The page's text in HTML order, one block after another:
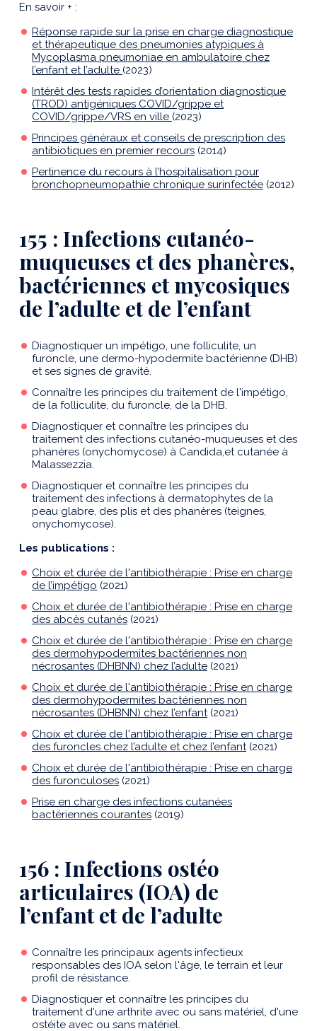
En savoir + :
Réponse rapide sur la prise en charge diagnostique
et thérapeutique des pneumonies atypiques à
Mycoplasma pneumoniae en ambulatoire chez
l’enfant et l’adulte (2023)
Intérêt des tests rapides d’orientation diagnostique
(TROD) antigéniques COVID/grippe et
COVID/grippe/VRS en ville (2023)
Principes généraux et conseils de prescription des
antibiotiques en premier recours (2014)
Pertinence du recours à l’hospitalisation pour
bronchopneumopathie chronique surinfectée (2012)
155 : Infections cutanéo-
muqueuses et des phanères,
bactériennes et mycosiques
de l’adulte et de l’enfant
Diagnostiquer un impétigo, une folliculite, un
furoncle, une dermo-hypodermite bactérienne (DHB)
et ses signes de gravité.
Connaître les principes du traitement de l'impétigo,
de la folliculite, du furoncle, de la DHB.
Diagnostiquer et connaître les principes du
traitement des infections cutanéo-muqueuses et des
phanères (onychomycose) à Candida,et cutanée à
Malassezzia.
Diagnostiquer et connaître les principes du
traitement des infections à dermatophytes de la
peau glabre, des plis et des phanères (teignes,
onychomycose).
Les publications :
Choix et durée de l'antibiothérapie : Prise en charge
de l’impétigo (2021)
Choix et durée de l'antibiothérapie : Prise en charge
des abcès cutanés (2021)
Choix et durée de l'antibiothérapie : Prise en charge
des dermohypodermites bactériennes non
nécrosantes (DHBNN) chez l’adulte (2021)
Choix et durée de l'antibiothérapie : Prise en charge
des dermohypodermites bactériennes non
nécrosantes (DHBNN) chez l’enfant(2021)
Choix et durée de l'antibiothérapie : Prise en charge
des furoncles chez l’adulte et chez l’enfant(2021)
Choix et durée de l'antibiothérapie : Prise en charge
des furonculoses (2021)
Prise en charge des infections cutanées
bactériennes courantes (2019)
156 : Infections ostéo
articulaires (IOA) de
l’enfant et de l’adulte
Connaître les principaux agents infectieux
responsables des IOA selon l'âge, le terrain et leur
profil de résistance.
Diagnostiquer et connaître les principes du
traitement d'une arthrite avec ou sans matériel, d'une
ostéite avec ou sans matériel.